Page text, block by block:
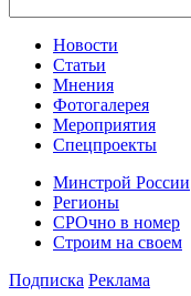
Новости
Статьи
Мнения
Фотогалерея
Мероприятия
Спецпроекты
Минстрой России
Регионы
СРОчно в номер
Строим на своем
Подписка Реклама